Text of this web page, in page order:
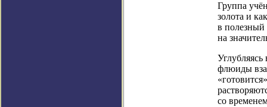
Группа
золота и
в полезный
на
флюиды
со